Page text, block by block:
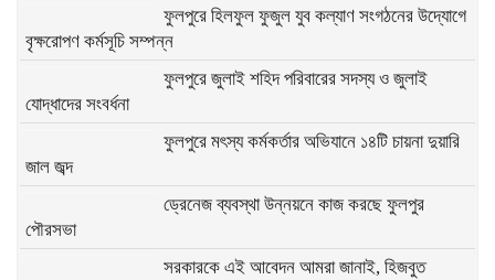
ফুলপুরে হিলফুল ফুজুল যুব কল্যাণ সংগঠনের উদ্যোগে
বৃক্ষরোপণ কর্মসূচি সম্পন্ন
ফুলপুরে জুলাই শহিদ পরিবারের সদস্য ও জুলাই
যোদ্ধাদের সংবর্ধনা
ফুলপুরে মৎস্য কর্মকর্তার অভিযানে ১৪টি চায়না দুয়ারি
জাল জব্দ
ড্রেনেজ ব্যবস্থা উন্নয়নে কাজ করছে ফুলপুর
পৌরসভা
সরকারকে এই আবেদন আমরা জানাই, হিজবুত